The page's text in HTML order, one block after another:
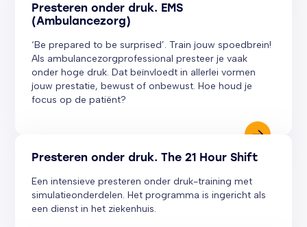
Presteren onder druk. EMS
(Ambulancezorg)
‘Be prepared to be surprised’. Train jouw spoedbrein!
Als ambulancezorgprofessional presteer je vaak
onder hoge druk. Dat beïnvloedt in allerlei vormen
jouw prestatie, bewust of onbewust. Hoe houd je
focus op de patiënt?
Presteren onder druk. The 21 Hour Shift
Een intensieve presteren onder druk-training met
simulatieonderdelen. Het programma is ingericht als
een dienst in het ziekenhuis.